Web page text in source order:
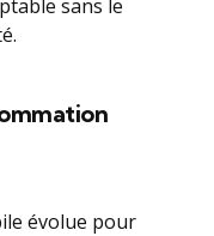
sans le
évolue pour